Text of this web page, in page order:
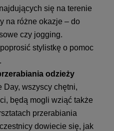
się na terenie
na różne okazje – do
czy jogging.
stylistkę o pomoc
odzieży
Day, wszyscy chętni,
będą mogli wziąć także
przerabiania
dowiecie się, jak